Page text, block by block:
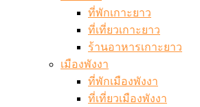
ที่พักเกาะยาว
ที่เที่ยวเกาะยาว
ร้านอาหารเกาะยาว
เมืองพังงา
ที่พักเมืองพังงา
ที่เที่ยวเมืองพังงา